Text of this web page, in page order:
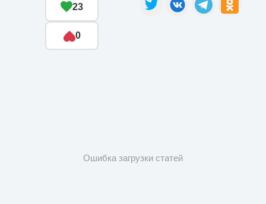
23
0
Ошибка загрузки статей